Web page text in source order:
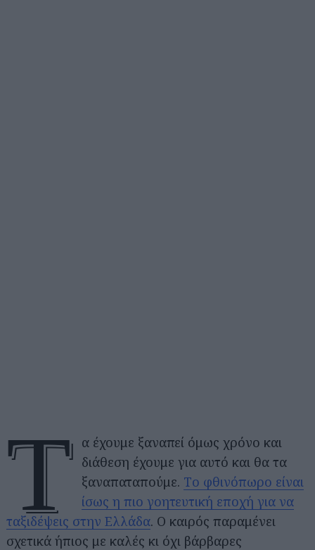
Τ
α έχουμε ξαναπεί όμως χρόνο και
διάθεση έχουμε για αυτό και θα τα
ξαναπαταπούμε. Tο φθινόπωρο είναι
ίσως η πιο γοητευτική εποχή για να
ταξιδέψεις στην Ελλάδα. Ο καιρός παραμένει
σχετικά ήπιος με καλές κι όχι βάρβαρες